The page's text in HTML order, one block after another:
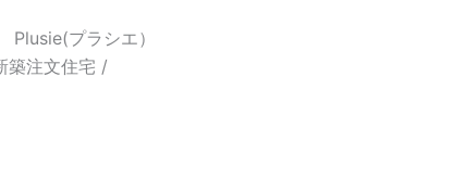
プラシエ）
築注文住宅 /